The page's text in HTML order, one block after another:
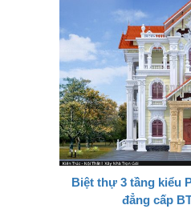
Biệt thự 3 tầng kiểu
đẳng cấp